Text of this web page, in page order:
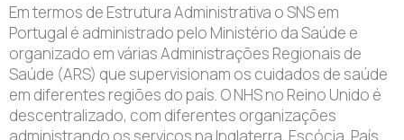
Em termos de Estrutura Administrativa o SNS em
Portugal é administrado pelo Ministério da Saúde e
organizado em várias Administrações Regionais de
Saúde (ARS) que supervisionam os cuidados de saúde
em diferentes regiões do país. O NHS no Reino Unido é
descentralizado, com diferentes organizações
administrando os serviços na Inglaterra, Escócia, País